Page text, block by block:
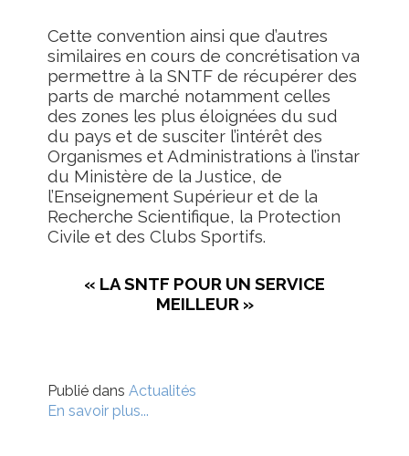
Cette convention ainsi que d’autres
similaires en cours de concrétisation va
permettre à la SNTF de récupérer des
parts de marché notamment celles
des zones les plus éloignées du sud
du pays et de susciter l’intérêt des
Organismes et Administrations à l’instar
du Ministère de la Justice, de
l’Enseignement Supérieur et de la
Recherche Scientifique, la Protection
Civile et des Clubs Sportifs.
« LA SNTF POUR UN SERVICE
MEILLEUR »
Publié dans Actualités
En savoir plus...